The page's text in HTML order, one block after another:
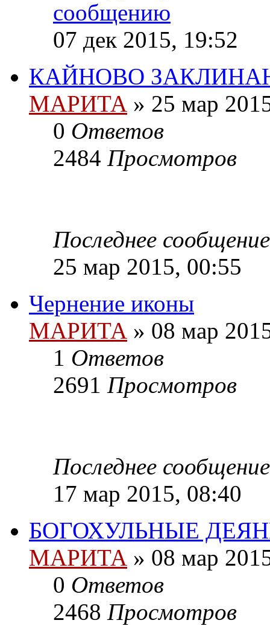
07 дек 2015, 19:52
КАЙНОВО
МАРИТА » 25 мар
0 Ответов
2484 Просмотров
Последнее сообщение
25 мар 2015, 00:55
Чернение иконы
МАРИТА » 08 мар
1 Ответов
2691 Просмотров
Последнее сообщение
17 мар 2015, 08:40
БОГОХУЛЬНЫЕ
МАРИТА » 08 мар
0 Ответов
2468 Просмотров